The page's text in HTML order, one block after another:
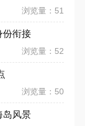
浏览量：51
份衔接
浏览量：52
浏览量：50
岛风景